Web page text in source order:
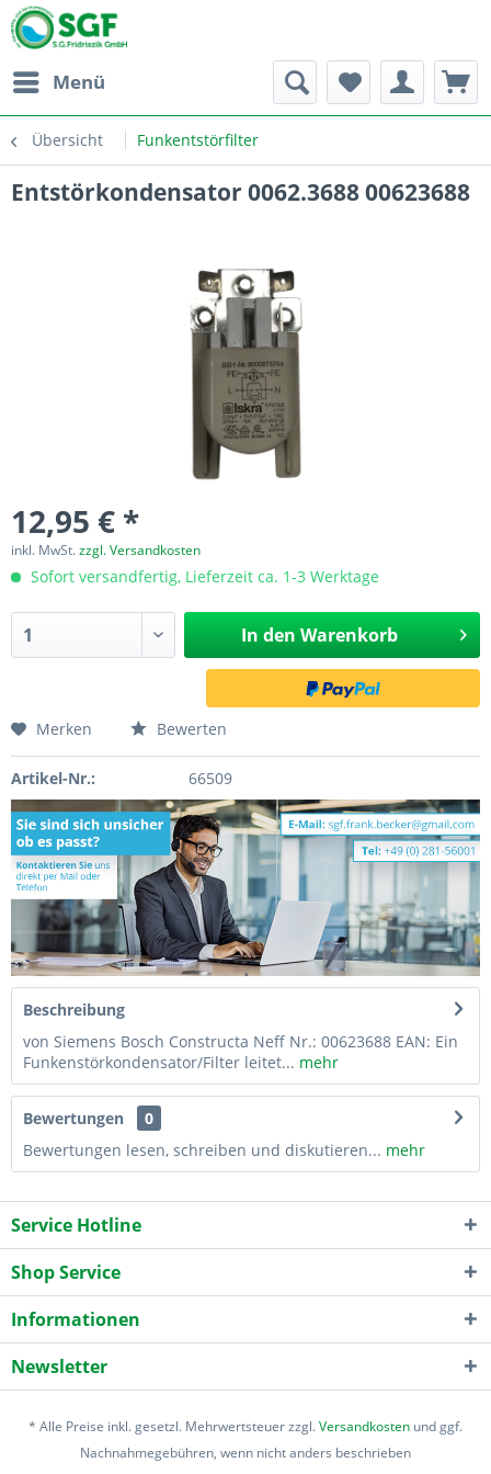
Menü
Übersicht Funkentstörfilter
Entstörkondensator 0062.3688 00623688
12,95 € *
inkl. MwSt.zzgl. Versandkosten
Sofort versandfertig, Lieferzeit ca. 1-3 Werktage
In den Warenkorb
Merken Bewerten
Artikel-Nr.: 66509
Beschreibung
von Siemens Bosch Constructa Neff Nr.: 00623688 EAN: Ein
Funkenstörkondensator/Filter leitet... mehr
Bewertungen
0
Bewertungen lesen, schreiben und diskutieren... mehr
Service Hotline
Shop Service
Informationen
Newsletter
* Alle Preise inkl. gesetzl. Mehrwertsteuer zzgl.Versandkosten und ggf.
Nachnahmegebühren, wenn nicht anders beschrieben